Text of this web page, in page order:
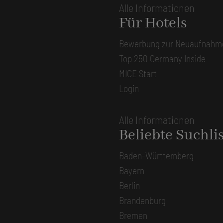
Alle Informationen
Für Hotels
Bewerbung zur
Top 250 Germany Inside
MICE Start
Login
Alle Informationen
Beliebte
Baden-Württemberg
Bayern
Berlin
Brandenburg
Bremen